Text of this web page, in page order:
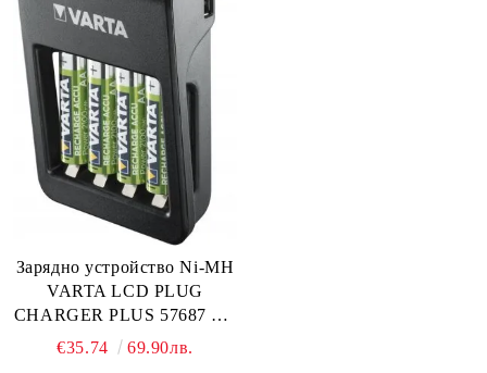
Зарядно устройство Ni-MH
VARTA LCD PLUG
CHARGER PLUS 57687 + 4
x R6 / AA 2100 mAh:
€35.74 69.90лв.